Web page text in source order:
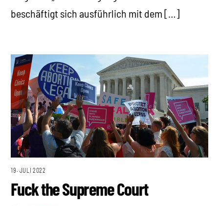
beschäftigt sich ausführlich mit dem […]
19. JULI 2022
Fuck the Supreme Court